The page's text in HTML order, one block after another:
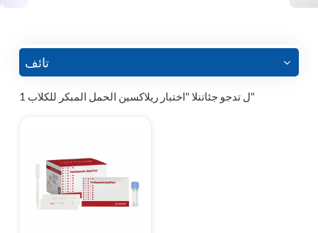
تائف
1 ل تدجو جئاتنلا "اختبار ريلاكسين الحمل المبكر للكلاب"